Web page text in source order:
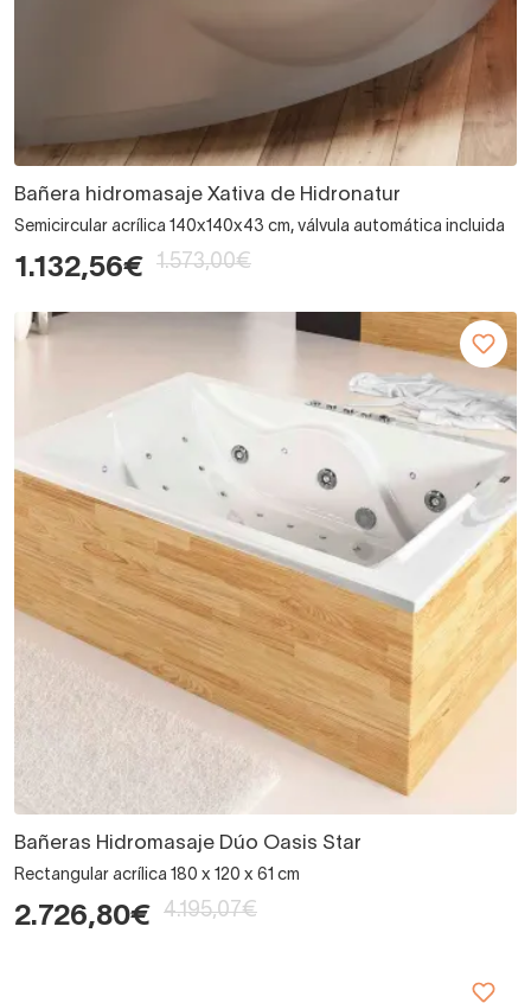
Bañera hidromasaje Xativa de Hidronatur
Semicircular acrílica 140x140x43 cm, válvula automática incluida
1.132,56€ 1.573,00€
Bañeras Hidromasaje Dúo Oasis Star
Rectangular acrílica 180 x 120 x 61 cm
2.726,80€ 4.195,07€